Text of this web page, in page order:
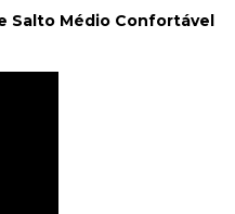
Salto Médio Confortável